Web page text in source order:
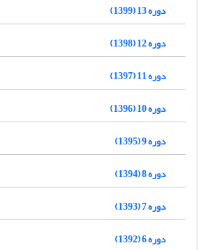
دوره 13 (1399)
دوره 12 (1398)
دوره 11 (1397)
دوره 10 (1396)
دوره 9 (1395)
دوره 8 (1394)
دوره 7 (1393)
دوره 6 (1392)